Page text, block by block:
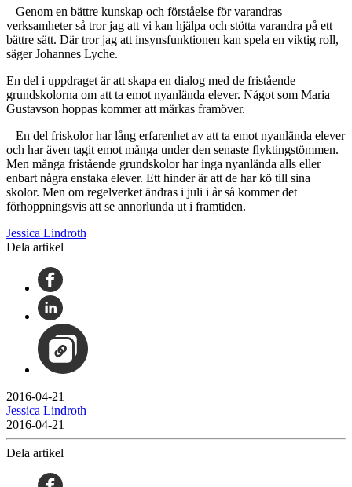
– Genom en bättre kunskap och förståelse för varandras
verksamheter så tror jag att vi kan hjälpa och stötta varandra på ett
bättre sätt. Där tror jag att insynsfunktionen kan spela en viktig roll,
säger Johannes Lyche.
En del i uppdraget är att skapa en dialog med de fristående
grundskolorna om att ta emot nyanlända elever. Något som Maria
Gustavson hoppas kommer att märkas framöver.
– En del friskolor har lång erfarenhet av att ta emot nyanlända elever
och har även tagit emot många under den senaste flyktingstömmen.
Men många fristående grundskolor har inga nyanlända alls eller
enbart några enstaka elever. Ett hinder är att de har kö till sina
skolor. Men om regelverket ändras i juli i år så kommer det
förhoppningsvis att se annorlunda ut i framtiden.
Jessica Lindroth
Dela artikel
2016-04-21
Jessica Lindroth
2016-04-21
Dela artikel